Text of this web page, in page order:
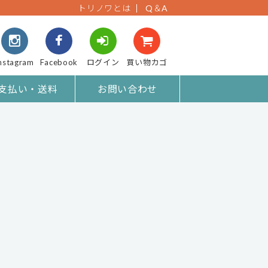
トリノワとは Q＆A
Facebook ログイン 買い物カゴ
払い・送料 お問い合わせ